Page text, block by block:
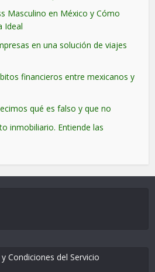
Masculino en México y Cómo
Ideal
en una solución de viajes
financieros entre mexicanos y
qué es falso y que no
inmobiliario. Entiende las
Condiciones del Servicio